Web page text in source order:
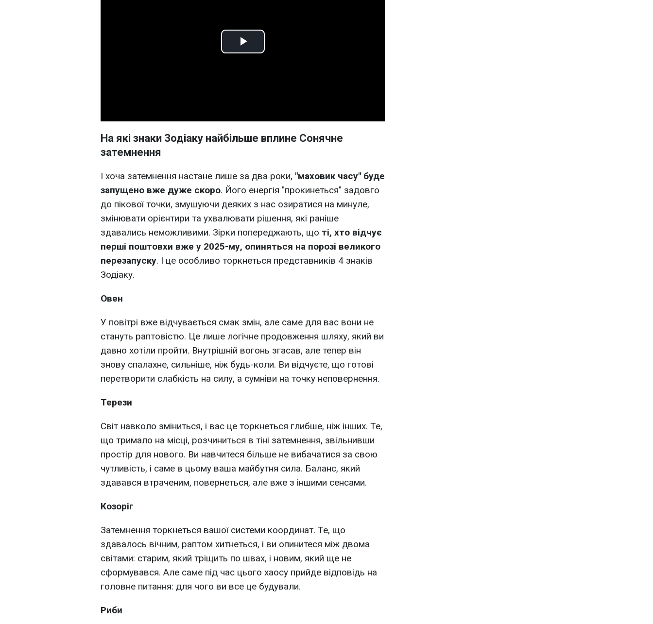
Play
На які знаки Зодіаку найбільше вплине Сонячне
затемнення
І хоча затемнення настане лише за два роки, "маховик часу" буде
запущено вже дуже скоро. Його енергія "прокинеться" задовго
до пікової точки, змушуючи деяких з нас озиратися на минуле,
змінювати орієнтири та ухвалювати рішення, які раніше
здавались неможливими. Зірки попереджають, що ті, хто відчує
перші поштовхи вже у 2025-му, опиняться на порозі великого
перезапуску. І це особливо торкнеться представників 4 знаків
Зодіаку.
Овен
У повітрі вже відчувається смак змін, але саме для вас вони не
стануть раптовістю. Це лише логічне продовження шляху, який ви
давно хотіли пройти. Внутрішній вогонь згасав, але тепер він
знову спалахне, сильніше, ніж будь-коли. Ви відчуєте, що готові
перетворити слабкість на силу, а сумніви на точку неповернення.
Терези
Світ навколо зміниться, і вас це торкнеться глибше, ніж інших. Те,
що тримало на місці, розчиниться в тіні затемнення, звільнивши
простір для нового. Ви навчитеся більше не вибачатися за свою
чутливість, і саме в цьому ваша майбутня сила. Баланс, який
здавався втраченим, повернеться, але вже з іншими сенсами.
Козоріг
Затемнення торкнеться вашої системи координат. Те, що
здавалось вічним, раптом хитнеться, і ви опинитеся між двома
світами: старим, який тріщить по швах, і новим, який ще не
сформувався. Але саме під час цього хаосу прийде відповідь на
головне питання: для чого ви все це будували.
Риби